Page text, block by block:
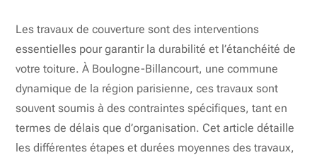
Les travaux de couverture sont des interventions
essentielles pour garantir la durabilité et l’étanchéité de
votre toiture. À Boulogne-Billancourt, une commune
dynamique de la région parisienne, ces travaux sont
souvent soumis à des contraintes spécifiques, tant en
termes de délais que d’organisation. Cet article détaille
les différentes étapes et durées moyennes des travaux,